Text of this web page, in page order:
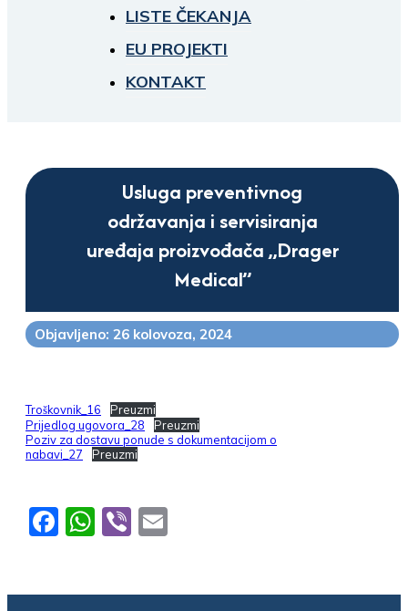
LISTE ČEKANJA
EU PROJEKTI
KONTAKT
Usluga preventivnog
održavanja i servisiranja
uređaja proizvođača „Drager
Medical”
Objavljeno: 26 kolovoza, 2024
Troškovnik_16
Preuzmi
Prijedlog ugovora_28
Preuzmi
Poziv za dostavu ponude s dokumentacijom o
nabavi_27
Preuzmi
Facebook
WhatsApp
Viber